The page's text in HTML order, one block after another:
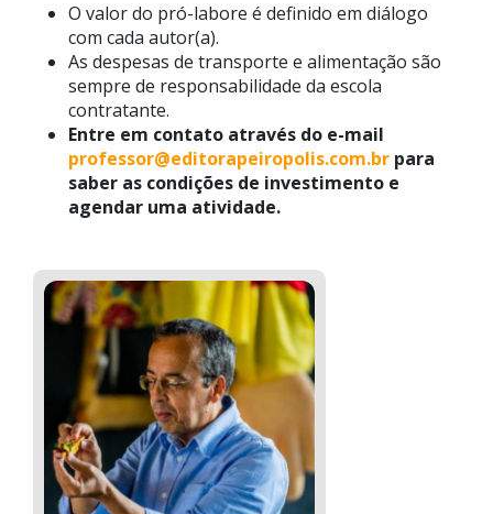
O valor do pró-labore é definido em diálogo
com cada autor(a).
As despesas de transporte e alimentação são
sempre de responsabilidade da escola
contratante.
Entre em contato através do e-mail
professor@editorapeiropolis.com.br para
saber as condições de investimento e
agendar uma atividade.